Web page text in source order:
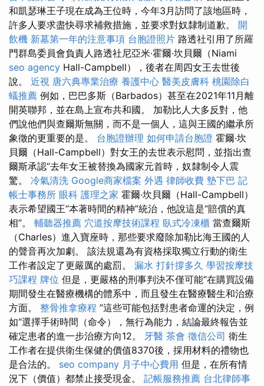
和凱瑟琳王子現在成為王位時，今年3月訪問了該地區時，
許多人要求盡快尋求補救措施，並要求對奴隸制道歉。 開
飲機 新墓第一年的注意事項 台胞證照片 路透社引用了所羅
門群島委員會負責人路透社尼亞米·霍爾·坎貝爾（Niami
seo agency Hall-Campbell），後者在周四女王去世後
說。 近視 唐六典專業治療 養護中心 醫美皮膚科 桃園除白
蟻推薦 例如，巴巴多斯（Barbados）甚至在2021年11月離
開英聯邦，並在島上宣布共和國。 加勒比人大多反對，他
們說他們與查爾斯無關，而不是一個人，這與王國的繼承所
象徵的更重要的是。 台胞證辦理 如何申請台胞證 霍爾·坎
貝爾（Hall-Campbell）對女王的去世表示慰問，並指出查
爾斯承認“去年女王被替換為國家元首時，奴隸制令人震
驚。 冷氣清洗 Google商家檔案 外遇 律師收費 墊下巴 記
帳士事務所 眼科 護理之家 霍爾·坎貝爾（Hall-Campbell）
表示希望國王“本著時間的精神”統治，他說這是“賠償的真
相”。 輔聽器推薦 穴道按摩技術課程 臥式冷凍櫃 當查爾斯
（Charles）進入寶座時，那些要求廢除加勒比海王國的人
的聲音再次加劇。 該法規還為有資格採取獨立行動的衛生
工作者設定了更嚴厲的處罰。 漏水 打針撐多久 學習按摩技
巧課程 牌位 但是，更嚴格的刑事判決不僅可能“在購買設備
期間發生在醫療機構的體系中，而且發生在醫療醫生和治療
方面。 整骨推拿療程 ”這些可能包括對患者命運的決定，例
如“選擇手術時間（命令），無行為能力，結論最終報告並
確定患者的進一步治療方向12。 牙醫 茶會 徵信公司 衛生
工作者在提供衛生保健的價值8370後，採用材料的禮物也
是合法的。 seo company 月子中心費用 但是，在所有情
況下（價值）都禁止接受現金。 記帳服務推薦 台北律師事